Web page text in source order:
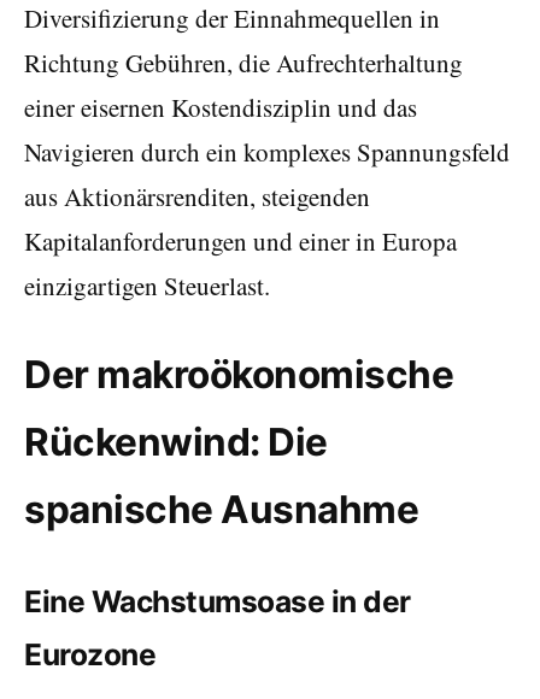
Diversifizierung der Einnahmequellen in
Richtung Gebühren, die Aufrechterhaltung
einer eisernen Kostendisziplin und das
Navigieren durch ein komplexes Spannungsfeld
aus Aktionärsrenditen, steigenden
Kapitalanforderungen und einer in Europa
einzigartigen Steuerlast.
Der makroökonomische
Rückenwind: Die
spanische Ausnahme
Eine Wachstumsoase in der
Eurozone